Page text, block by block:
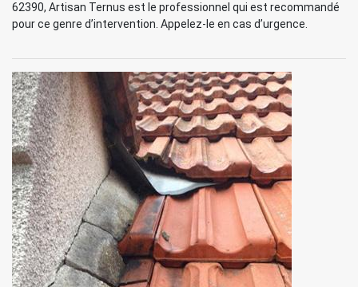
62390, Artisan Ternus est le professionnel qui est recommandé
pour ce genre d’intervention. Appelez-le en cas d’urgence.